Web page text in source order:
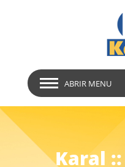
ABRIR MENU
Karal